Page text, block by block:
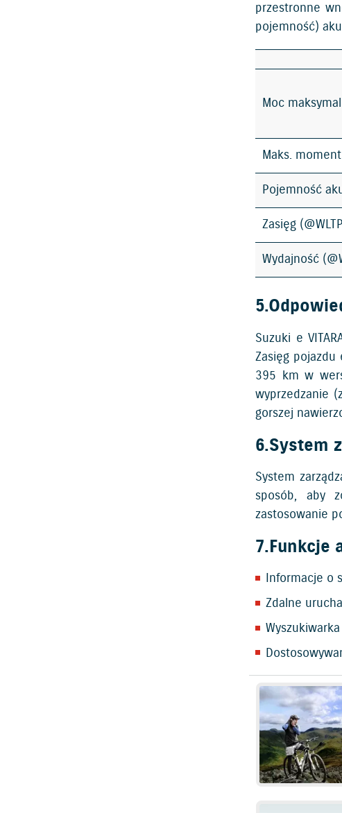
przestronne
pojemność)
Moc
Maks.
Pojemność
Zasięg
Wydajność
Suzuki e
Zasięg
395 km w
wyprzedzanie
gorszej
6.System
System
sposób, aby
zastosowanie
7.Funkcje
Informacje o
Zdalne